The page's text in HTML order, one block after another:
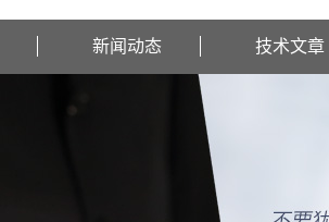
新闻动态 技术文章